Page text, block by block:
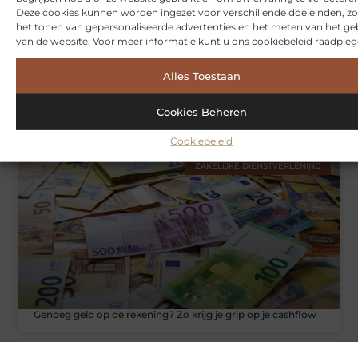
Deze cookies kunnen worden ingezet voor verschillende doeleinden,
het tonen van gepersonaliseerde advertenties en het meten van het
van de website. Voor meer informatie kunt u ons cookiebeleid
Alles Toestaan
Cookies Beheren
Cookiebeleid
Hoe je jouw woning in Amsterdam beter beschermt tegen
ZAKELIJKE DIENSTVERLENING
Genoeg geld op de rekening? Zo krijg je grip op je cashflow